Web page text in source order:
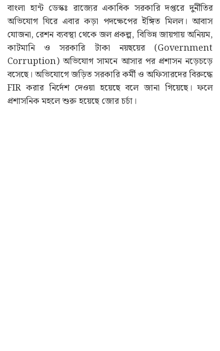
বাংলা হান্ট ডেস্কঃ রাজ্যের একাধিক সরকারি দপ্তরে দুর্নীতির
অভিযোগ ঘিরে এবার কড়া পদক্ষেপের ইঙ্গিত মিলল। আবাস
যোজনা, রেশন ব্যবস্থা থেকে জল প্রকল্প, বিভিন্ন জায়গায় অনিয়ম,
কাটমানি ও সরকারি টাকা নয়ছয়ের (Government
Corruption) অভিযোগ সামনে আসার পর প্রশাসন নড়েচড়ে
বসেছে। অভিযোগে জড়িত সরকারি কর্মী ও অফিসারদের বিরুদ্ধে
FIR করার নির্দেশ দেওয়া হয়েছে বলে জানা গিয়েছে। ফলে
প্রশাসনিক মহলে শুরু হয়েছে জোর চর্চা।